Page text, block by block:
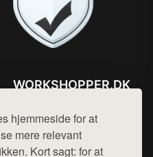
hjemmeside for at
mere relevant
Kort sagt: for at
WORKSHOPPER.DK
Mail: hej@want.dk